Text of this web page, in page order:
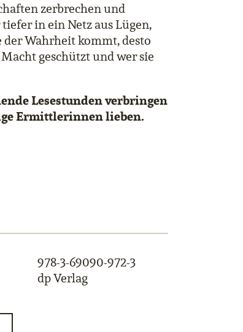
zerbrechen und
in ein Netz aus Lügen,
der Wahrheit kommt, desto
geschützt und wer sie
Lesestunden verbringen
Ermittlerinnen lieben.
978-3-69090-972-3
dp Verlag